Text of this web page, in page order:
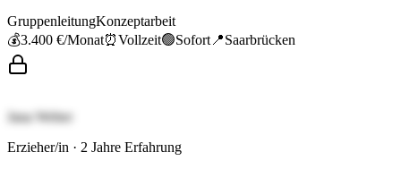
GruppenleitungKonzeptarbeit
💰3.400 €/Monat⏰Vollzeit🟢Sofort 📍Saarbrücken
Jana Weber
Erzieher/in · 2 Jahre Erfahrung